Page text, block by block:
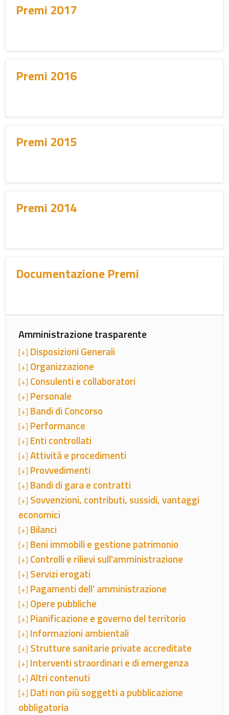
Premi 2017
Premi 2016
Premi 2015
Premi 2014
Documentazione Premi
Amministrazione trasparente
[+] Disposizioni Generali
[+] Organizzazione
[+] Consulenti e collaboratori
[+] Personale
[+] Bandi di Concorso
[+] Performance
[+] Enti controllati
[+] Attività e procedimenti
[+] Provvedimenti
[+] Bandi di gara e contratti
[+] Sovvenzioni, contributi, sussidi, vantaggi
economici
[+] Bilanci
[+] Beni immobili e gestione patrimonio
[+] Controlli e rilievi sull'amministrazione
[+] Servizi erogati
[+] Pagamenti dell' amministrazione
[+] Opere pubbliche
[+] Pianificazione e governo del territorio
[+] Informazioni ambientali
[+] Strutture sanitarie private accreditate
[+] Interventi straordinari e di emergenza
[+] Altri contenuti
[+] Dati non più soggetti a pubblicazione
obbligatoria